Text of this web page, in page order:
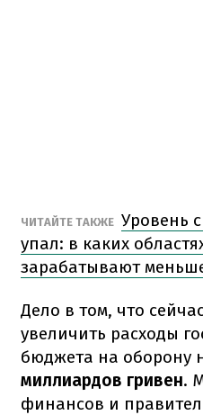
ЧИТАЙТЕ ТАКЖЕ Уровень
упал: в каких
зарабатывают
Дело в том, что
увеличить расходы
бюджета на оборону
миллиардов гривен.
финансов и